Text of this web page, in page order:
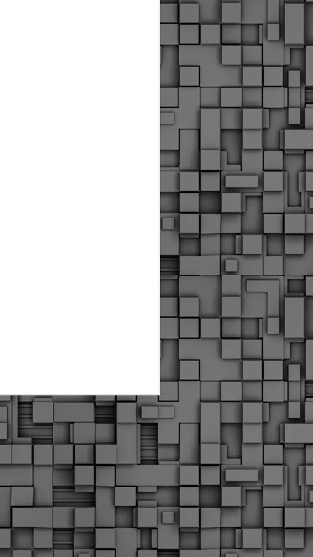
αστυνομικούς, οι οποίοι έχουν
εκπαίδευσή τους και
ο Δήμος παρέλαβε τρία
οποία θα χρησιμοποιούνται για
μετακινήσεις των
Θεσσαλονίκης βεβαίωσε κατά
τις προηγούμενες ημέρες
πρόστιμα για 11 διοικητικές
παραβάσεις που έλαβαν
εργασιών από εργολαβικά
συνεργεία και οι οποίες
αφορούσαν εκτέλεση
εργασιών χωρίς νόμιμη
σήμανση και στην απόθεση
υλικών – εργαλείων εκτός του
προβλεπόμενου εργοταξίου.